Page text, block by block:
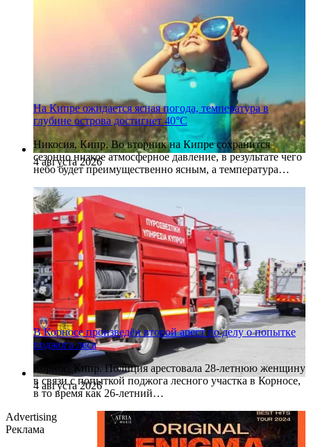
4 августа 2026
На Кипре ожидается ясная погода, температура в
глубине острова достигнет 40°C
Никосия, Кипр. Во вторник на Кипре сохранится
сезонно низкое атмосферное давление, в результате чего
небо будет преимущественно ясным, а температура…
4 августа 2026
В Корносе произведён второй арест по делу о попытке
поджога леса
Корнос, Кипр. Полиция арестовала 28-летнюю женщину
в связи с попыткой поджога лесного участка в Корносе,
в то время как 26-летний…
Advertising
Реклама